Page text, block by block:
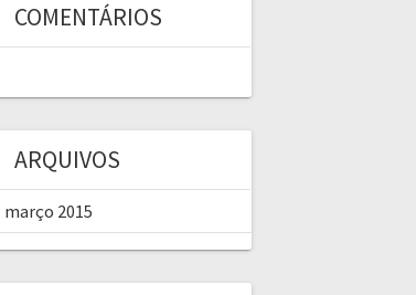
COMENTÁRIOS
ARQUIVOS
março 2015